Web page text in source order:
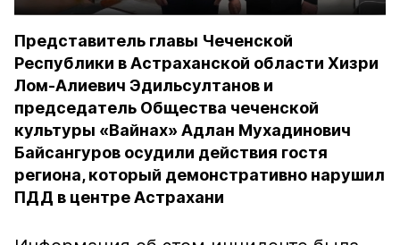
Представитель главы Чеченской
Республики в Астраханской области Хизри
Лом-Алиевич Эдильсултанов и
председатель Общества чеченской
культуры «Вайнах» Адлан Мухадинович
Байсангуров осудили действия гостя
региона, который демонстративно нарушил
ПДД в центре Астрахани